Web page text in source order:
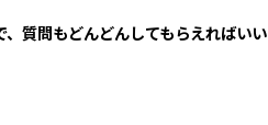
質問もどんどんしてもらえればいい